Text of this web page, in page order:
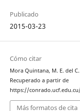
Publicado
2015-03-23
Cómo citar
Mora Quintana, M. E. del
Recuperado a partir de
https://
Más formatos de cita